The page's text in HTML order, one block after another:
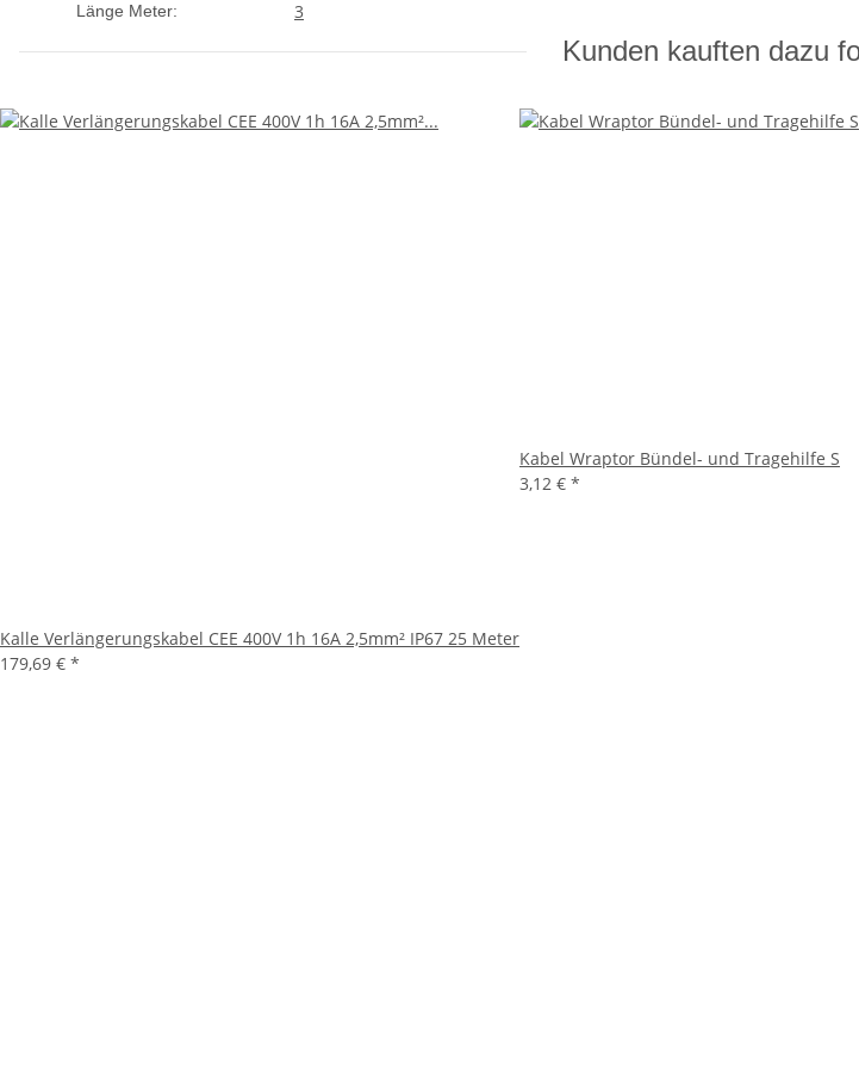
Länge Meter: 3
Kunden kauften dazu
Kalle Verlängerungskabel CEE 400V 1h 16A 2,5mm² IP67 25 Meter
179,69 € *
Kabel Wraptor Bündel- und Tragehilfe S
3,12 € *